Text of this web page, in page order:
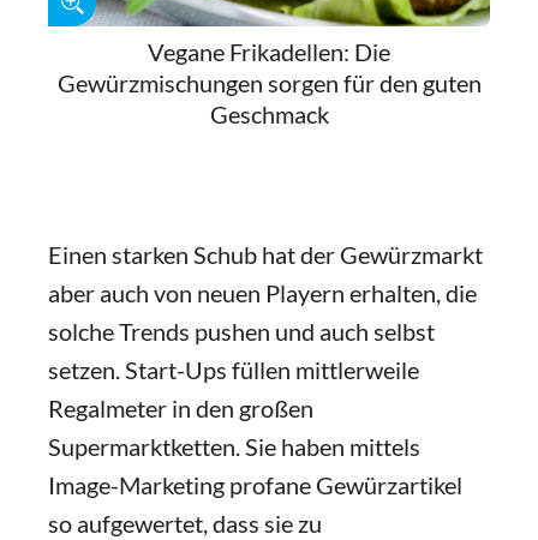
Vegane Frikadellen: Die
Gewürzmischungen sorgen für den guten
Geschmack
Einen starken Schub hat der Gewürzmarkt
aber auch von neuen Playern erhalten, die
solche Trends pushen und auch selbst
setzen. Start-Ups füllen mittlerweile
Regalmeter in den großen
Supermarktketten. Sie haben mittels
Image-Marketing profane Gewürzartikel
so aufgewertet, dass sie zu